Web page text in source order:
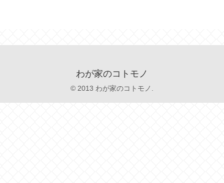
わが家のコトモノ
© 2013 わが家のコトモノ.